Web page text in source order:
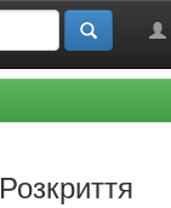
Розкриття